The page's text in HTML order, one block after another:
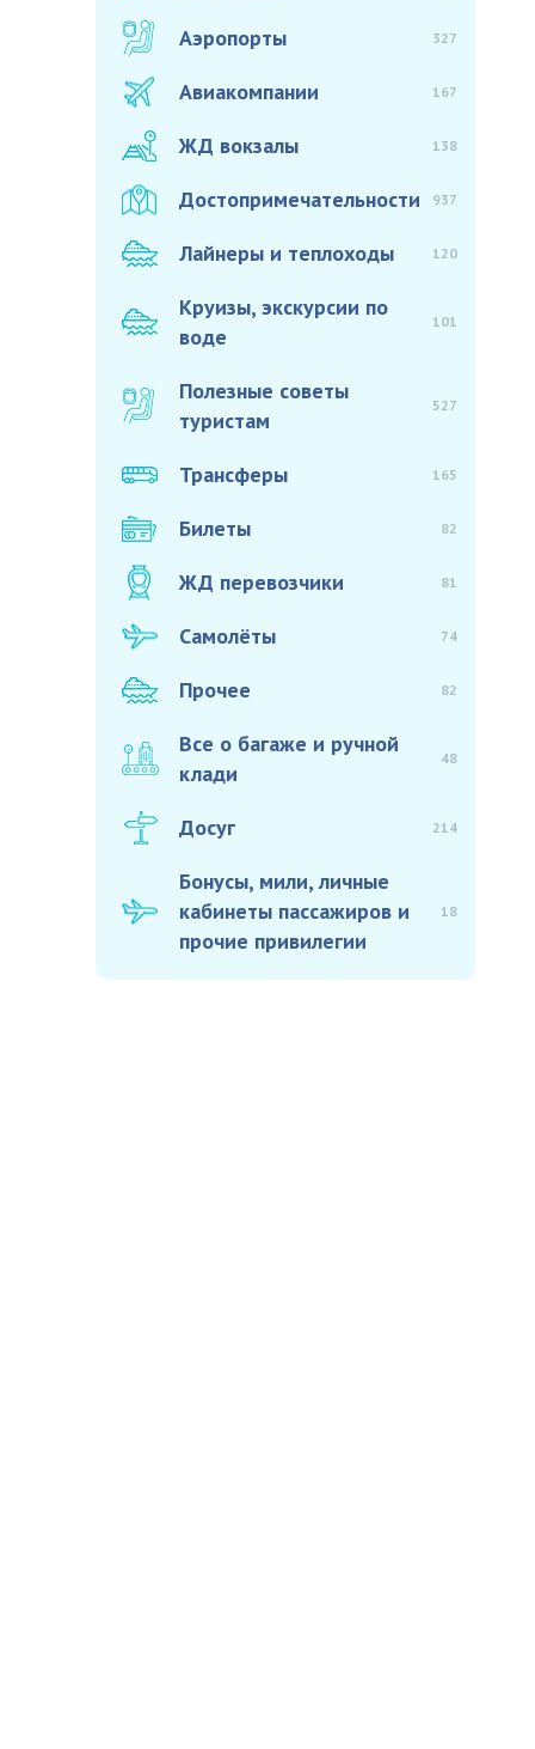
Аэропорты 327
Авиакомпании 167
ЖД вокзалы 138
Достопримечательности 937
Лайнеры и теплоходы 120
Круизы, экскурсии по
воде
101
Полезные советы
туристам
527
Трансферы 165
Билеты 82
ЖД перевозчики 81
Самолёты 74
Прочее 82
Все о багаже и ручной
клади
48
Досуг 214
Бонусы, мили, личные
кабинеты пассажиров и
прочие привилегии
18